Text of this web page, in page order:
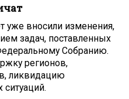
уже вносили изменения,
задач, поставленных
Собранию.
регионов,
ликвидацию